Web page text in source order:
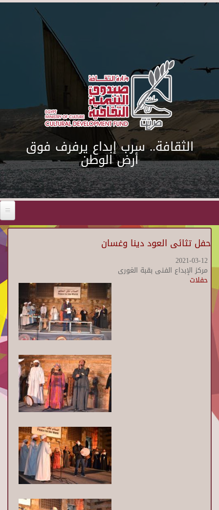
Skip to main content
الثقافة.. سرب إبداع يرفرف فوق
أرض الوطن
حفل تثائى العود دينا وغسان
2021-03-12
مركز الإبداع الفنى بقبة الغورى
حفلات